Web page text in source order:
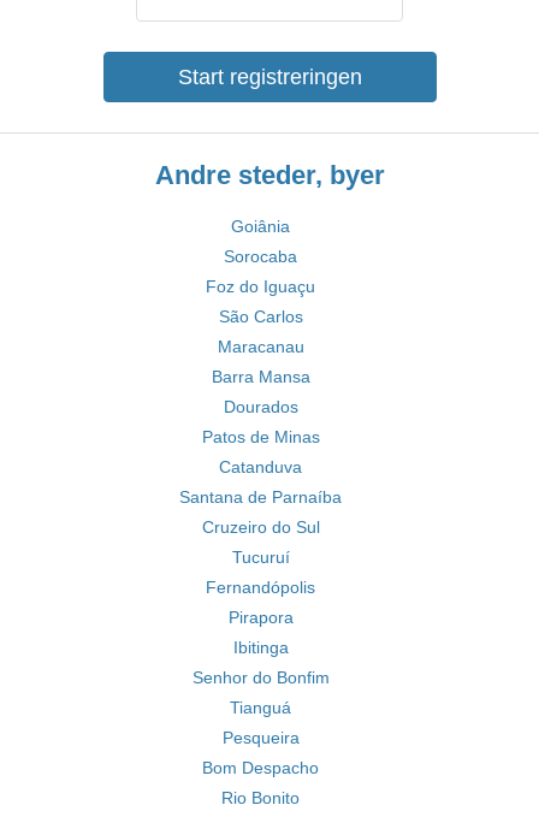
Start registreringen
Andre steder, byer
Goiânia
Sorocaba
Foz do Iguaçu
São Carlos
Maracanau
Barra Mansa
Dourados
Patos de Minas
Catanduva
Santana de Parnaíba
Cruzeiro do Sul
Tucuruí
Fernandópolis
Pirapora
Ibitinga
Senhor do Bonfim
Tianguá
Pesqueira
Bom Despacho
Rio Bonito